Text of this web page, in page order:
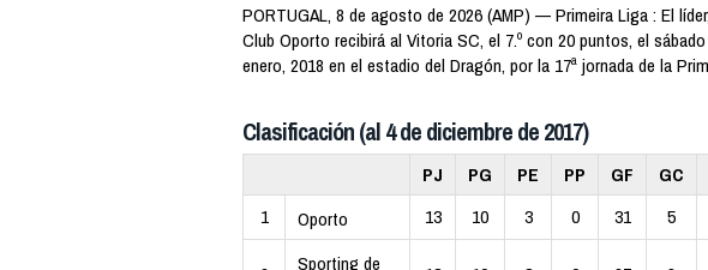
PORTUGAL, 8 de agosto de 2026 (AMP) — Primeira Liga : El
Club Oporto recibirá al Vitoria SC, el 7.º con 20 puntos, el
enero, 2018 en el estadio del Dragón, por la 17ª jornada de la
Clasificación (al 4 de diciembre de 2017)
PJ PG PE PP GF GC
1
Oporto 13 10 3 0 31 5
Sporting de